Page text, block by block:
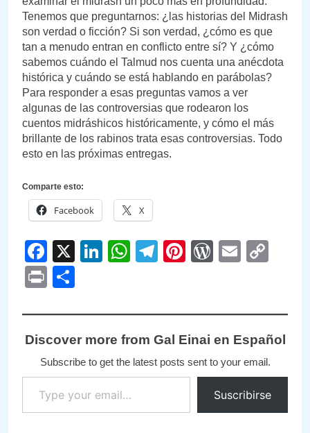
Tenemos que preguntarnos: ¿las historias del Midrash
son verdad o ficción? Si son verdad, ¿cómo es que
tan a menudo entran en conflicto entre sí? Y ¿cómo
sabemos cuándo el Talmud nos cuenta una anécdota
histórica y cuándo se está hablando en parábolas?
Para responder a esas preguntas vamos a ver
algunas de las controversias que rodearon los
cuentos midráshicos históricamente, y cómo el más
brillante de los rabinos trata esas controversias. Todo
esto en las próximas entregas.
Comparte esto:
Facebook X
Facebook
X LinkedIn
WhatsApp
Telegram
Pinterest
Email
Print
Discover more from Gal Einai en Español
Subscribe to get the latest posts sent to your email.
Type your email…
Suscribirse